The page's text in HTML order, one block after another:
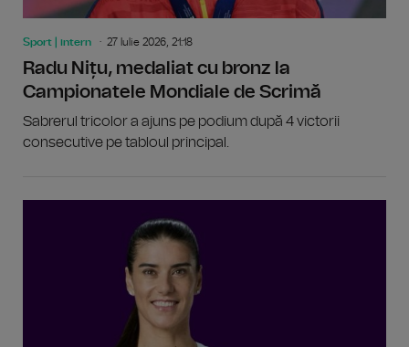
Sport | intern 27 Iulie 2026, 21:18
Radu Nițu, medaliat cu bronz la
Campionatele Mondiale de Scrimă
Sabrerul tricolor a ajuns pe podium după 4 victorii
consecutive pe tabloul principal.